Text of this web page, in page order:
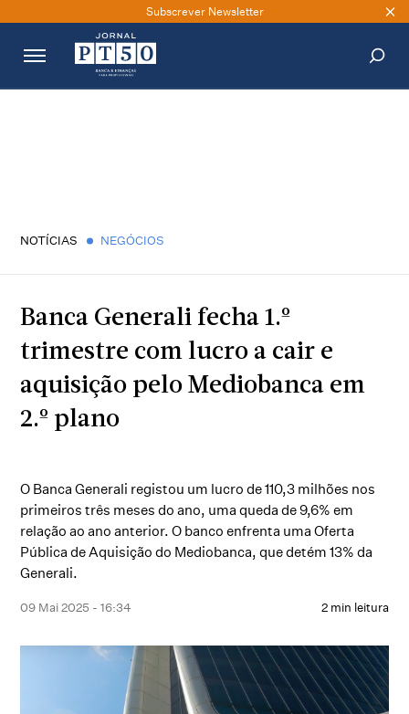
Subscrever Newsletter
NOTÍCIAS NEGÓCIOS
Banca Generali fecha 1.º
trimestre com lucro a cair e
aquisição pelo Mediobanca em
2.º plano
O Banca Generali registou um lucro de 110,3 milhões nos
primeiros três meses do ano, uma queda de 9,6% em
relação ao ano anterior. O banco enfrenta uma Oferta
Pública de Aquisição do Mediobanca, que detém 13% da
Generali.
09 Mai 2025 - 16:34 2 min leitura